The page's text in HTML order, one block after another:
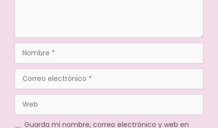
Guarda mi nombre, correo electrónico y web en